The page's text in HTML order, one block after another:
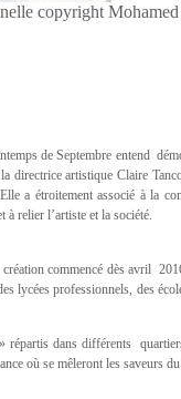
copyright
de Septembre entend
directrice artistique Claire
a étroitement associé à la
relier l’artiste et la société.
commencé dès avril
lycées professionnels, des
répartis dans différents
où se mêleront les saveurs